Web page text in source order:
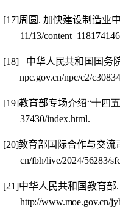
[17]周圆 . 加快建设制造业
11/13/
[18] 中华人民共和国国务
npc.gov.cn/npc/c2/
[19]教育部专场介绍“十四五
37430/index.html.
[20]教育部国际合作与交流
cn/fbh/live/2024/56283/
[21]中华人民共和国教育部.
http://www.moe.gov.cn/